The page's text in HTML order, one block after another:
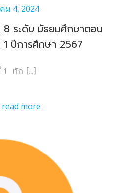
ม 4, 2024
ระดับ มัธยมศึกษาตอน
1 ปีการศึกษา 2567
1 ทัก […]
read more